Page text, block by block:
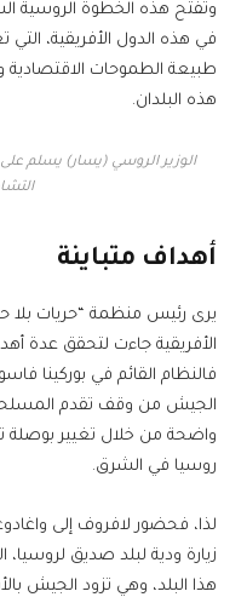
وتفتح هذه الخطوة الروسية
في هذه الدول الأفريقية،
طبيعة الطموحات الاقتصادية
هذه البلدان.
الوزير الروسي (يسار) يسلم
أهداف متباينة
يرى رئيس منظمة “حريات بلا
الأفريقية جاءت لتحقق عدة
فالنظام القائم في بوركينا
الجيش من وقف تقدم
واضحة من خلال تغيير بوصلة
روسيا في الشرق.
لذا، فحضور لافروف إلى
زيارة ودية لبلد صديق
هذا البلد، وهي تزود الجيش